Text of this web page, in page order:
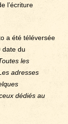
l’écriture
a été téléversée
date du
les
adresses
dédiés au